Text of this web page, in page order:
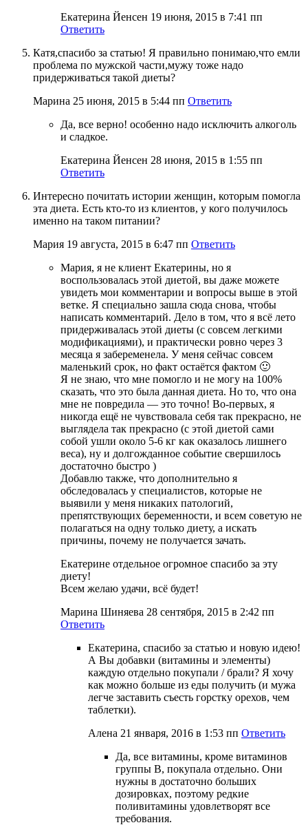
Екатерина Йенсен 19 июня, 2015 в 7:41 пп
Ответить
Катя,спасибо за статью! Я правильно понимаю,что емли
проблема по мужской части,мужу тоже надо
придерживаться такой диеты?
Марина 25 июня, 2015 в 5:44 пп Ответить
Да, все верно! особенно надо исключить алкоголь
и сладкое.
Екатерина Йенсен 28 июня, 2015 в 1:55 пп
Ответить
Интересно почитать истории женщин, которым помогла
эта диета. Есть кто-то из клиентов, у кого получилось
именно на таком питании?
Мария 19 августа, 2015 в 6:47 пп Ответить
Мария, я не клиент Екатерины, но я
воспользовалась этой диетой, вы даже можете
увидеть мои комментарии и вопросы выше в этой
ветке. Я специально зашла сюда снова, чтобы
написать комментарий. Дело в том, что я всё лето
придерживалась этой диеты (с совсем легкими
модификациями), и практически ровно через 3
месяца я забеременела. У меня сейчас совсем
маленький срок, но факт остаётся фактом 🙂
Я не знаю, что мне помогло и не могу на 100%
сказать, что это была данная диета. Но то, что она
мне не повредила — это точно! Во-первых, я
никогда ещё не чувствовала себя так прекрасно, не
выглядела так прекрасно (с этой диетой сами
собой ушли около 5-6 кг как оказалось лишнего
веса), ну и долгожданное событие свершилось
достаточно быстро )
Добавлю также, что дополнительно я
обследовалась у специалистов, которые не
выявили у меня никаких патологий,
препятствующих беременности, и всем советую не
полагаться на одну только диету, а искать
причины, почему не получается зачать.
Екатерине отдельное огромное спасибо за эту
диету!
Всем желаю удачи, всё будет!
Марина Шиняева 28 сентября, 2015 в 2:42 пп
Ответить
Екатерина, спасибо за статью и новую идею!
А Вы добавки (витамины и элементы)
каждую отдельно покупали / брали? Я хочу
как можно больше из еды получить (и мужа
легче заставить съесть горстку орехов, чем
таблетки).
Алена 21 января, 2016 в 1:53 пп Ответить
Да, все витамины, кроме витаминов
группы В, покупала отдельно. Они
нужны в достаточно больших
дозировках, поэтому редкие
поливитамины удовлетворят все
требования.